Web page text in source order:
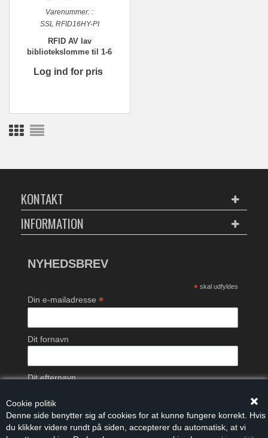
Cookie politik
Denne side benytter sig af cookies for at kunne fungere korrekt. Hvis
du klikker videre rundt på siden, accepterer du automatisk, at vi
Varenummer: :
SSL RFID16HY-PI
RFID AV lav
bibliotekslomme til 1-6
Log ind for pris
KONTAKT
INFORMATION
NYHEDSBREV
* skal udfyldes
Din e-mailadresse*
Dit fornavn
Dit efternavn